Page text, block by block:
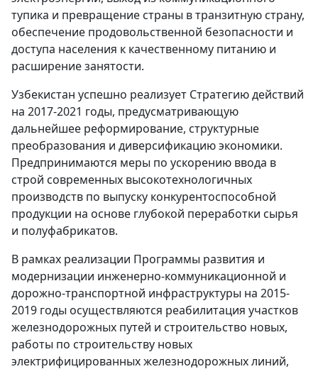
тупика и превращение страны в транзитную страну,
обеспечение продовольственной безопасности и
доступа населения к качественному питанию и
расширение занятости.
Узбекистан успешно реализует Стратегию действий
на 2017-2021 годы, предусматривающую
дальнейшее реформирование, структурные
преобразования и диверсификацию экономики.
Предпринимаются меры по ускорению ввода в
строй современных высокотехнологичных
производств по выпуску конкурентоспособной
продукции на основе глубокой переработки сырья
и полуфабрикатов.
В рамках реализации Программы развития и
модернизации инженерно-коммуникационной и
дорожно-транспортной инфраструктуры на 2015-
2019 годы осуществляются реабилитация участков
железнодорожных путей и строительство новых,
работы по строительству новых
электрифицированных железнодорожных линий,